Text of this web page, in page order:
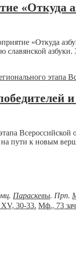
«Откуда
«Откуда
азбуки.
на пути к новым
Параскевы. Прп.
30-33. Мф., 73